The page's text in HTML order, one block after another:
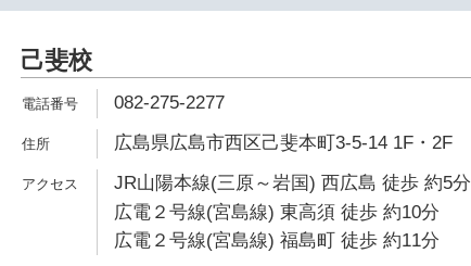
己斐校
082-275-2277
広島県広島市西区己斐本町3-5-14 1F・2F
JR山陽本線(三原～岩国) 西広島 徒歩 約5分
広電２号線(宮島線) 東高須 徒歩 約10分
広電２号線(宮島線) 福島町 徒歩 約11分